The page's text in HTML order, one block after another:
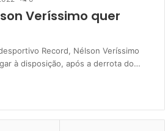
Veríssimo quer
Record, Nélson Veríssimo
à disposição, após a derrota do…